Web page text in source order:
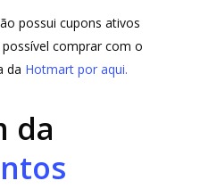
possui cupons ativos
comprar com o
da Hotmart por aqui.
da